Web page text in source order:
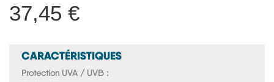
37,45 €
CARACTÉRISTIQUES
Protection UVA / UVB